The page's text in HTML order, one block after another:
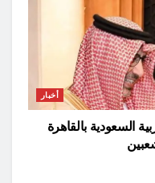
أخبار
السعودية بالقاهرة